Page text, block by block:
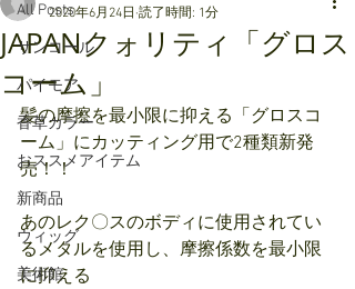
All Posts
サンコール
パイモア
香草カラー
おススメアイテム
新商品
ウィッグ
美術館
JAPANクォリティ「グロス
コーム」
2020年6月24日 読了時間: 1分
髪の摩擦を最小限に抑える「グロスコ
ーム」にカッティング用で2種類新発
売！！
あのレク〇スのボディに使用されてい
るメタルを使用し、摩擦係数を最小限
に抑える